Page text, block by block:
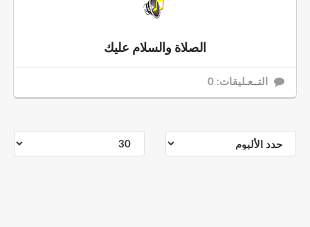
الصلاة والسلام عليك
التــعـليقات: 0